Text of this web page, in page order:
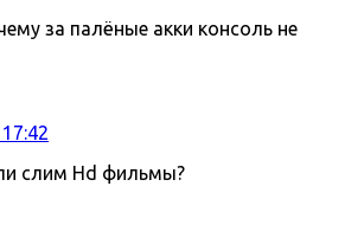
за палёные акки консоль не
слим Hd фильмы?